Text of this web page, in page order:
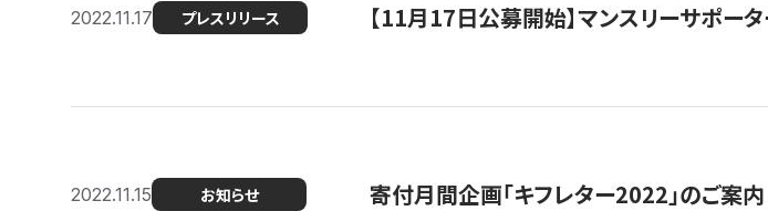
2022.11.17 プレスリリース 【11月17日公募開始】マンスリーサポー
2022.11.15 お知らせ 寄付月間企画「キフレター2022」のご案内